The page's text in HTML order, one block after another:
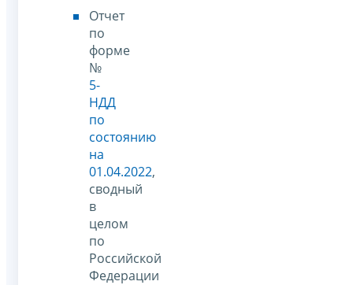
Отчет
по
форме
№
5-
НДД
по
состоянию
на
01.04.2022,
сводный
в
целом
по
Российской
Федерации